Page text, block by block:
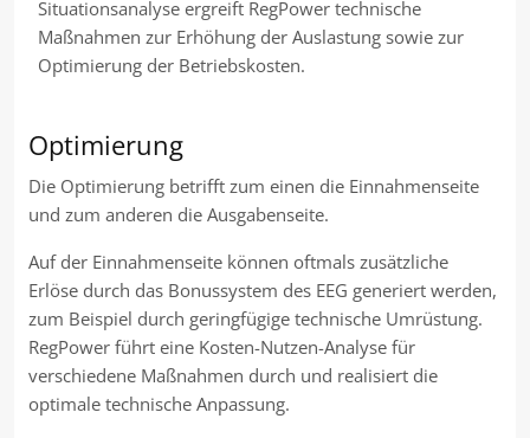
Situationsanalyse ergreift RegPower technische
Maßnahmen zur Erhöhung der Auslastung sowie zur
Optimierung der Betriebskosten.
Optimierung
Die Optimierung betrifft zum einen die Einnahmenseite
und zum anderen die Ausgabenseite.
Auf der Einnahmenseite können oftmals zusätzliche
Erlöse durch das Bonussystem des EEG generiert werden,
zum Beispiel durch geringfügige technische Umrüstung.
RegPower führt eine Kosten-Nutzen-Analyse für
verschiedene Maßnahmen durch und realisiert die
optimale technische Anpassung.